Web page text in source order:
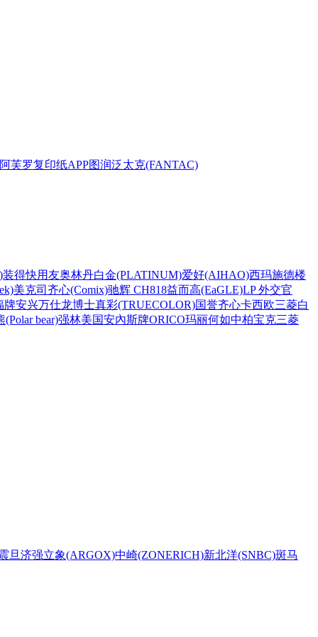
阿芙罗复印纸APP图润泛太克(FANTAC)
装得快用友奥林丹白金(PLATINUM)爱好(AIHAO)西玛施德楼
美克司 齐心(Comix)驰辉 CH818益而高(EaGLE)LP 外交官
牌安兴万仕龙博士真彩(TRUECOLOR)国誉齐心卡西欧三菱白
(Polar bear)强林美国安內斯牌ORICO玛丽何如中柏宝克三菱
旦济强立象(ARGOX)中崎(ZONERICH)新北洋(SNBC)斑马